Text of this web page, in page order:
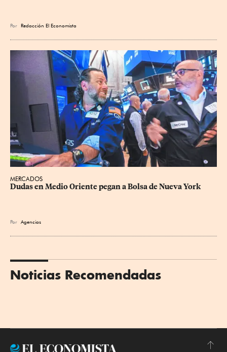
Por Redacción El Economista
MERCADOS
Dudas en Medio Oriente pegan a Bolsa de Nueva York
Por Agencias
Noticias Recomendadas